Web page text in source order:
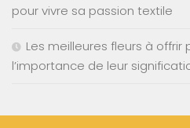
pour vivre sa passion textile
Les meilleures fleurs à
l’importance de leur